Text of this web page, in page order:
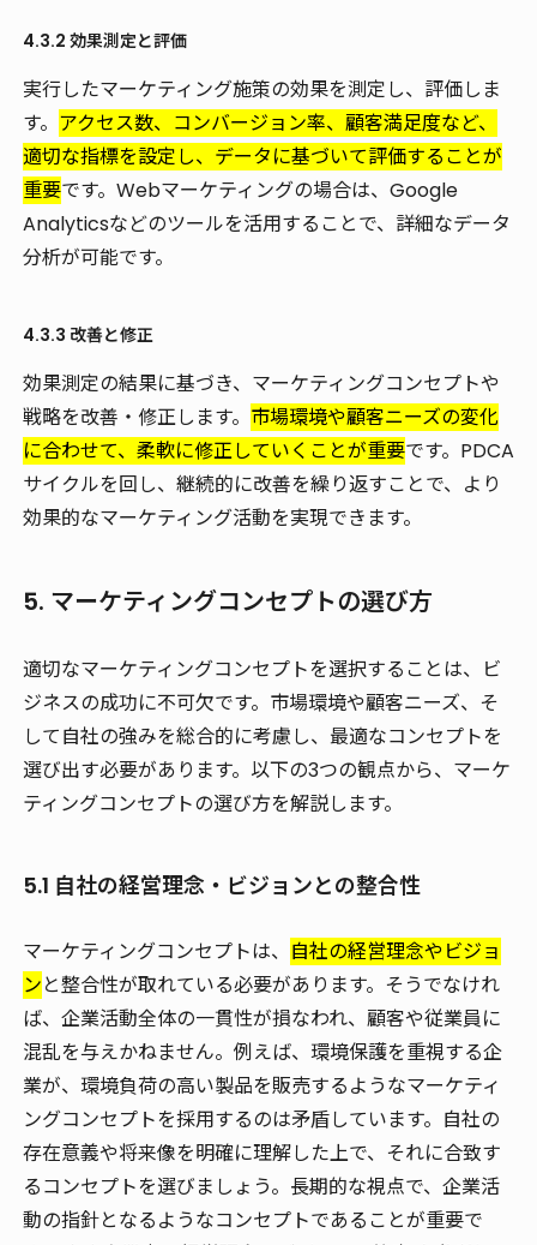
4.3.2 効果測定と評価
実行したマーケティング施策の効果を測定し、評価しま
す。 アクセス数、コンバージョン率、顧客満足度など、
適切な指標を設定し、データに基づいて評価することが
重要です。Webマーケティングの場合は、Google
Analyticsなどのツールを活用することで、詳細なデータ
分析が可能です。
4.3.3 改善と修正
効果測定の結果に基づき、マーケティングコンセプトや
戦略を改善・修正します。 市場環境や顧客ニーズの変化
に合わせて、柔軟に修正していくことが重要です。PDCA
サイクルを回し、継続的に改善を繰り返すことで、より
効果的なマーケティング活動を実現できます。
5. マーケティングコンセプトの選び方
適切なマーケティングコンセプトを選択することは、ビ
ジネスの成功に不可欠です。市場環境や顧客ニーズ、そ
して自社の強みを総合的に考慮し、最適なコンセプトを
選び出す必要があります。以下の3つの観点から、マーケ
ティングコンセプトの選び方を解説します。
5.1 自社の経営理念・ビジョンとの整合性
マーケティングコンセプトは、 自社の経営理念やビジョ
ンと整合性が取れている必要があります。そうでなけれ
ば、企業活動全体の一貫性が損なわれ、顧客や従業員に
混乱を与えかねません。例えば、環境保護を重視する企
業が、環境負荷の高い製品を販売するようなマーケティ
ングコンセプトを採用するのは矛盾しています。自社の
存在意義や将来像を明確に理解した上で、それに合致す
るコンセプトを選びましょう。長期的な視点で、企業活
動の指針となるようなコンセプトであることが重要で